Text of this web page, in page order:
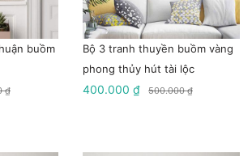
buồm
₫
Bộ 3 tranh thuyền buồm vàng
phong thủy hút tài lộc
400.000 ₫ 500.000 ₫